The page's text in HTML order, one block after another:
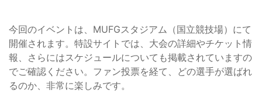
今回のイベントは、MUFGスタジアム（国立競技場）にて
開催されます。特設サイトでは、大会の詳細やチケット情
報、さらにはスケジュールについても掲載されていますの
でご確認ください。ファン投票を経て、どの選手が選ばれ
るのか、非常に楽しみです。